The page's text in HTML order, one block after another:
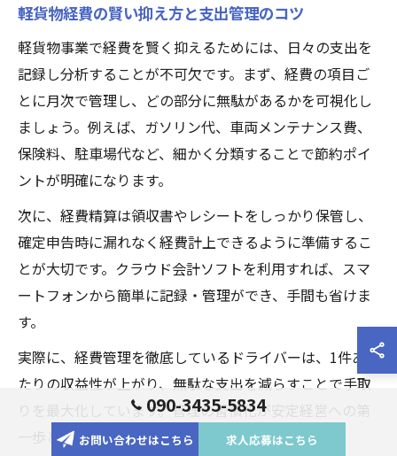
軽貨物経費の賢い抑え方と支出管理のコツ
軽貨物事業で経費を賢く抑えるためには、日々の支出を
記録し分析することが不可欠です。まず、経費の項目ご
とに月次で管理し、どの部分に無駄があるかを可視化し
ましょう。例えば、ガソリン代、車両メンテナンス費、
保険料、駐車場代など、細かく分類することで節約ポイ
ントが明確になります。
次に、経費精算は領収書やレシートをしっかり保管し、
確定申告時に漏れなく経費計上できるように準備するこ
とが大切です。クラウド会計ソフトを利用すれば、スマ
ートフォンから簡単に記録・管理ができ、手間も省けま
す。
実際に、経費管理を徹底しているドライバーは、1件あ
たりの収益性が上がり、無駄な支出を減らすことで手取
りを最大化しています。管理の習慣化が安定経営への第
一歩となります。
090-3435-5834
お問い合わせはこちら 求人応募はこちら